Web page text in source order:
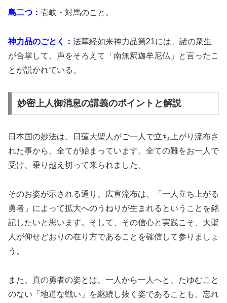
島二つ： 壱岐・対馬のこと。
神力品のごとく： 法華経如来神力品第21には、諸の衆生
が合掌して、声をそろえて「南無釈迦牟尼仏」と言ったこ
とが説かれている。
妙密上人御消息の講義のポイントと解説
日本国の妙法は、日蓮大聖人がご一人で立ち上がり流布さ
れた事から、全てが始まっています。全ての難をお一人で
受け、乗り越え切って来られました。
そのお姿が示される通り、広宣流布は、「一人立ち上がる
勇者」によって拡大へのうねりが生まれるということを銘
記したいと思います。そして、その信心と実践こそ、大聖
人が仰せどおりの在り方であることを確信して参りましょ
う。
また、真の勇者の姿とは、一人から一人へと、たゆむこと
のない「地道な戦い」を継続し抜く姿であることも、忘れ